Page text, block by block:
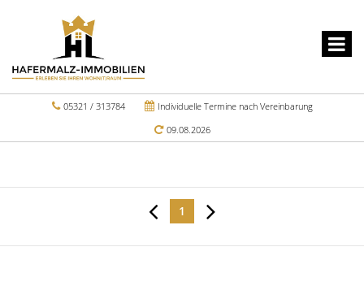
05321 / 313784
Individuelle Termine nach Vereinbarung
09.08.2026
1